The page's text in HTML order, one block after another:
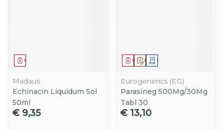
Geneesmiddel
Madaus
Echinacin Liquidum Sol
50ml
€ 9,35
Op voorschrift
GeneesmiddelSchriftelijke aanvraag
Eurogenerics (EG)
Parasineg 500Mg/30Mg
Tabl 30
€ 13,10